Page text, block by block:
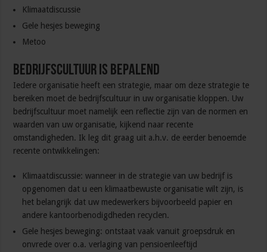
Klimaatdiscussie
Gele hesjes beweging
Metoo
Bedrijfscultuur is bepalend
Iedere organisatie heeft een strategie, maar om deze strategie te
bereiken moet de bedrijfscultuur in uw organisatie kloppen. Uw
bedrijfscultuur moet namelijk een reflectie zijn van de normen en
waarden van uw organisatie, kijkend naar recente
omstandigheden. Ik leg dit graag uit a.h.v. de eerder benoemde
recente ontwikkelingen:
Klimaatdiscussie: wanneer in de strategie van uw bedrijf is
opgenomen dat u een klimaatbewuste organisatie wilt zijn, is
het belangrijk dat uw medewerkers bijvoorbeeld papier en
andere kantoorbenodigdheden recyclen.
Gele hesjes beweging: ontstaat vaak vanuit groepsdruk en
onvrede over o.a. verlaging van pensioenleeftijd